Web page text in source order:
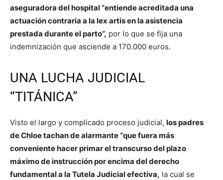
aseguradora del hospital “entiende acreditada una
actuación contraria a la lex artis en la asistencia
prestada durante el parto”, por lo que se fija una
indemnización que asciende a 170.000 euros.
UNA LUCHA JUDICIAL
“TITÁNICA”
Visto el largo y complicado proceso judicial, los padres
de Chloe tachan de alarmante “que fuera más
conveniente hacer primar el transcurso del plazo
máximo de instrucción por encima del derecho
fundamental a la Tutela Judicial efectiva, la cual se